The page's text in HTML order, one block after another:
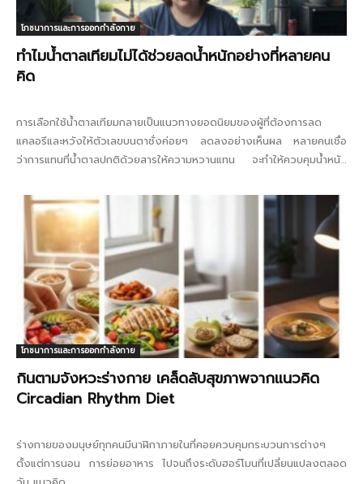
โภชนาการและการออกกำลังกาย
ทำไมน้ำตาลเทียมไม่ได้ช่วยลดน้ำหนักอย่างที่หลายคน
คิด
การเลือกใช้น้ำตาลเทียมกลายเป็นแนวทางยอดนิยมของผู้ที่ต้องการลด
แคลอรีและหวังให้ตัวเลขบนตาชั่งค่อยๆ ลดลงอย่างเห็นผล หลายคนเชื่อ
ว่าการแทนที่น้ำตาลปกติด้วยสารให้ความหวานแทน จะทำให้ควบคุมน้ำหนัก
โภชนาการและการออกกำลังกาย
กินตามจังหวะร่างกาย เคล็ดลับสุขภาพจากแนวคิด
Circadian Rhythm Diet
ร่างกายของมนุษย์ทุกคนมีนาฬิกาภายในที่คอยควบคุมกระบวนการต่างๆ
ตั้งแต่การนอน การย่อยอาหาร ไปจนถึงระดับฮอร์โมนที่เปลี่ยนแปลงตลอด